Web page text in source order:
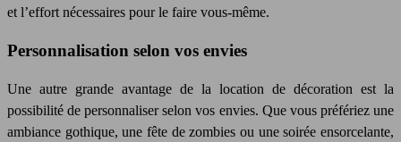
et l’effort nécessaires pour le faire vous-même.
Personnalisation selon vos envies
Une autre grande avantage de la location de décoration est la
possibilité de personnaliser selon vos envies. Que vous préfériez une
ambiance gothique, une fête de zombies ou une soirée ensorcelante,